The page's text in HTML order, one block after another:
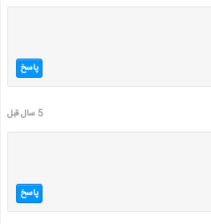
پاسخ
5 سال قبل
پاسخ